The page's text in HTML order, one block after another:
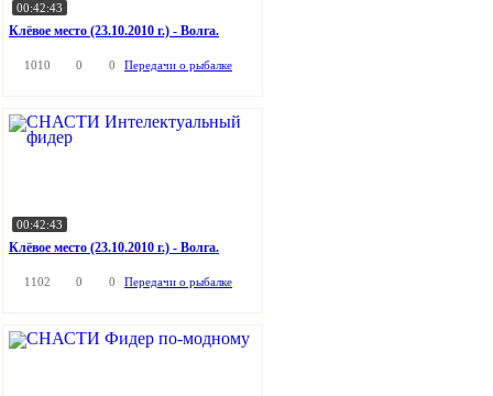
00:42:43
Клёвое место (23.10.2010 г.) - Волга.
1010 0 0 Передачи о рыбалке
00:42:43
Клёвое место (23.10.2010 г.) - Волга.
1102 0 0 Передачи о рыбалке